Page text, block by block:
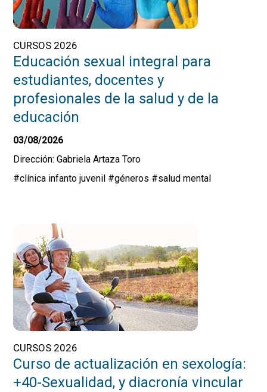
CURSOS 2026
Educación sexual integral para
estudiantes, docentes y
profesionales de la salud y de la
educación
03/08/2026
Dirección: Gabriela Artaza Toro
#clínica infanto juvenil #géneros #salud mental
CURSOS 2026
Curso de actualización en sexología:
+40-Sexualidad, y diacronía vincular